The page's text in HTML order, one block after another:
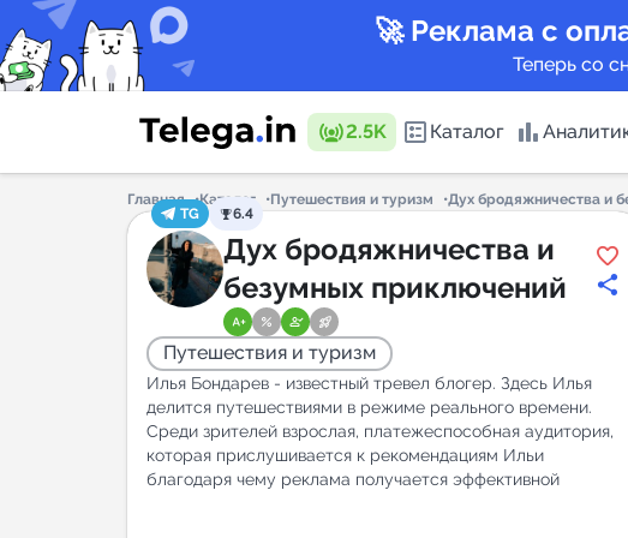
🚀 Реклама с
Теперь со
2.5K Каталог
Каталог
Аналитика MAX
Главная Каталог Путешествия и туризм
Дух бродяжничества и
TG
6.4
Дух бродяжничества и
безумных приключений
Путешествия и туризм
Илья Бондарев - известный тревел блогер. Здесь Илья
делится путешествиями в режиме реального времени.
Среди зрителей взрослая, платежеспособная аудитория,
которая прислушивается к рекомендациям Ильи
благодаря чему реклама получается эффективной